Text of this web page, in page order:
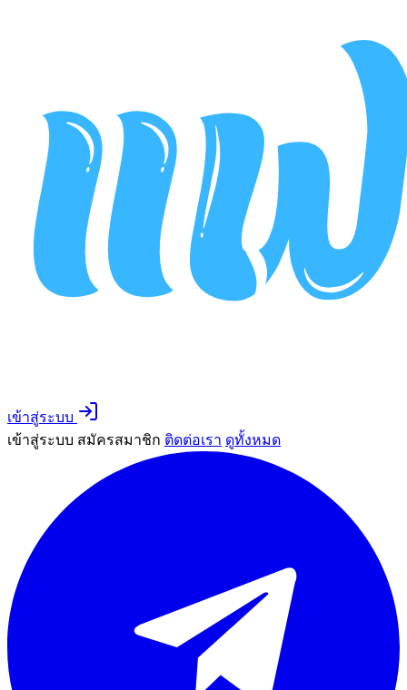
เข้าสู่ระบบ
เข้าสู่ระบบ สมัครสมาชิก ติดต่อเรา ดูทั้งหมด